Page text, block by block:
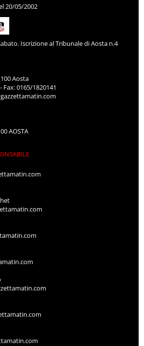
20/05/2002
Iscrizione al Tribunale di Aosta n.4
Aosta
Fax: 0165/1820141
AOSTA